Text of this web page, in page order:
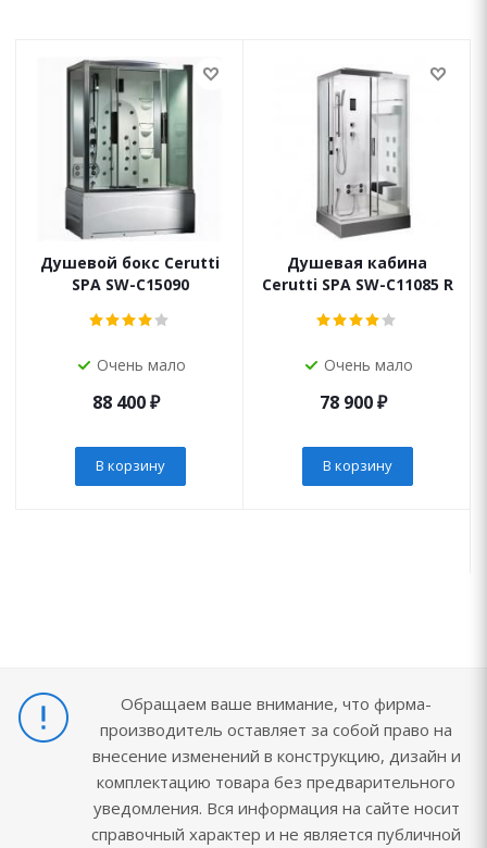
Душевой бокс Cerutti
SPA SW-C15090
Очень мало
88 400₽
В корзину
Душевая кабина
Cerutti SPA SW-C11085 R
Очень мало
78 900₽
В корзину
Обращаем ваше внимание, что фирма-
производитель оставляет за собой право на
внесение изменений в конструкцию, дизайн и
комплектацию товара без предварительного
уведомления. Вся информация на сайте носит
справочный характер и не является публичной